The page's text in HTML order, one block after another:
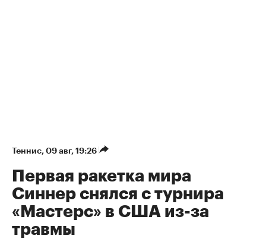
Теннис⁠, 09 авг, 19:26
Первая ракетка мира
Синнер снялся с турнира
«Мастерс» в США из-за
травмы